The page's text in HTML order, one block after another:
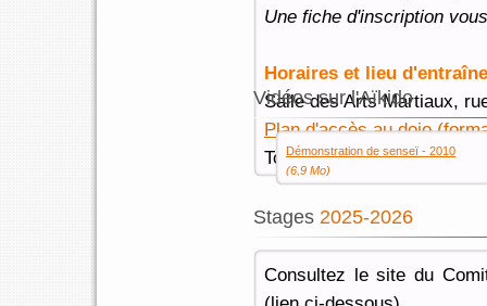
Une fiche d'inscription
Horaires et lieu
Salle des Arts Martiaux,
Plan d'accès au dojo
Tous les mardi et
Vidéos sur l'Aïkido
Démonstration de senseï - 2010
(6,9 Mo)
Stages 2025-2026
Consultez le site du